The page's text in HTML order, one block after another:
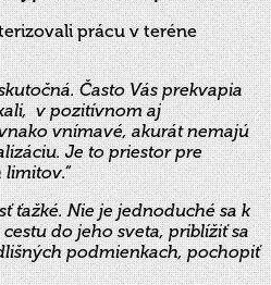
prácu v teréne
Často Vás prekvapia
v pozitívnom aj
vnímavé, akurát nemajú
Je to priestor pre
limitov.“
ťažké. Nie je jednoduché sa k
do jeho sveta, priblížiť sa
podmienkach, pochopiť